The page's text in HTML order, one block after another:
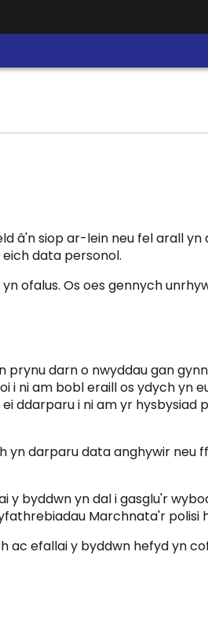
â'n siop ar-lein neu fel arall
eich data personol.
ofalus. Os oes gennych
darn o nwyddau gan
ni am bobl eraill os ydych yn
ddarparu i ni am yr hysbysiad
yn darparu data anghywir neu
y byddwn yn dal i gasglu'r
Marchnata'r polisi
efallai y byddwn hefyd yn